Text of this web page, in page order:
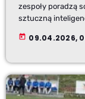
zespoły poradzą
sztuczną
today 09.04.2026,